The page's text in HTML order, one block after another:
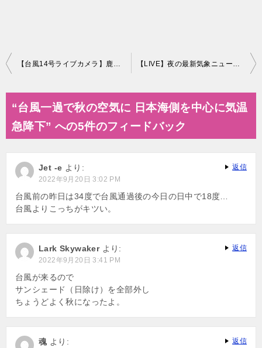
投
ビ
ゲ
シ
ョ
ン
【台風14号ライブカメラ】鹿児島県・枕崎市／空と海を臨む宿『Ocean Hotel Iwato』より映像提供 9月19日(月)6:00〜 【LIVE】夜の最新気象ニュース・地震情報 2022年9月19日(月)〈ウェザーニュースLiVE〉
“台風一過で秋の空気に 日本海側を中心に気温
急降下” への5件のフィードバック
Jet -e より:
2022年9月20日 3:02 PM
台風前の昨日は34度で台風通過後の今日の日中で18度…
台風よりこっちがキツい。
返信
Lark Skywaker より:
2022年9月20日 3:41 PM
台風が来るので
サンシェード（日除け）を全部外し
ちょうどよく秋になったよ。
返信
魂 より: 返信